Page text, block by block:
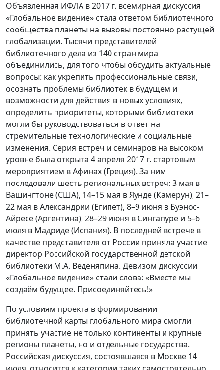
Объявленная ИФЛА в 2017 г. всемирная дискуссия
«Глобальное видение» стала ответом библиотечного
сообщества планеты на вызовы постоянно растущей
глобализации. Тысячи представителей
библиотечного дела из 140 стран мира
объединились, для того чтобы обсудить актуальные
вопросы: как укрепить профессиональные связи,
осознать проблемы библиотек в будущем и
возможности для действия в новых условиях,
определить приоритеты, которыми библиотеки
могли бы руководствоваться в ответ на
стремительные технологические и социальные
изменения. Серия встреч и семинаров на высоком
уровне была открыта 4 апреля 2017 г. стартовым
мероприятием в Афинах (Греция). За ним
последовали шесть региональных встреч: 3 мая в
Вашингтоне (США), 14–15 мая в Яунде (Камерун), 21–
22 мая в Александрии (Египет), 8–9 июня в Буэнос-
Айресе (Аргентина), 28–29 июня в Сингапуре и 5–6
июля в Мадриде (Испания). В последней встрече в
качестве представителя от России приняла участие
директор Российской государственной детской
библиотеки М.А. Веденяпина. Девизом дискуссии
«Глобальное видение» стали слова: «Вместе мы
создаём будущее. Присоединяйтесь!»
По условиям проекта в формировании
библиотечной карты глобального мира смогли
принять участие не только континенты и крупные
регионы планеты, но и отдельные государства.
Российская дискуссия, состоявшаяся в Москве 14